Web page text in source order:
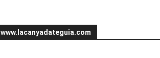
www.lacanyadateguia.com